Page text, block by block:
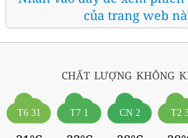
của trang web
chất lượng không
T6 31 T7 1 CN 2 T2